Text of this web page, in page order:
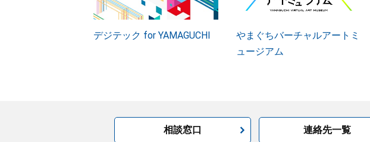
デジテック for YAMAGUCHI
やまぐちバーチャルアートミ
ュージアム
相談窓口 連絡先一覧